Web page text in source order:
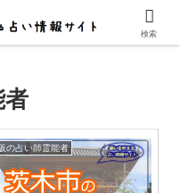
霊能者を紹介しています。
者
の占い師霊能者
検索